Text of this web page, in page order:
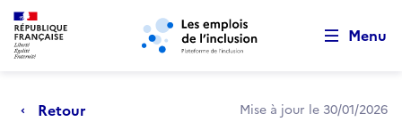
Aller au menu principal Aller au contenu principal
Menu
Retour Mise à jour le 30/01/2026
Retour au début de la page
Panneau de gestion des cookies